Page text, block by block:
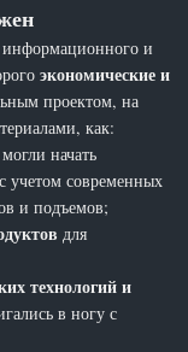
информационного и
экономические и
проектом, на
как:
начать
учетом современных
и подъемов;
для
технологий и
в ногу с